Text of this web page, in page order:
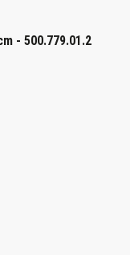
- 500.779.01.2